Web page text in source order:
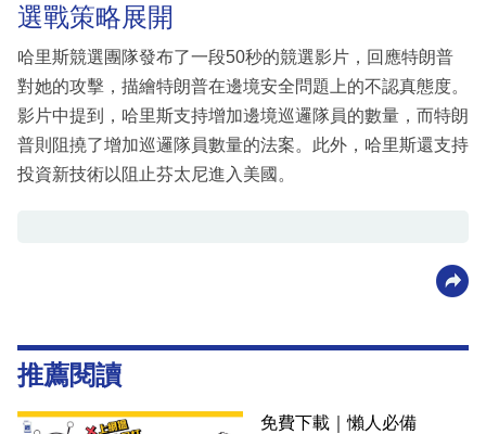
選戰策略展開
哈里斯競選團隊發布了一段50秒的競選影片，回應特朗普
對她的攻擊，描繪特朗普在邊境安全問題上的不認真態度。
影片中提到，哈里斯支持增加邊境巡邏隊員的數量，而特朗
普則阻撓了增加巡邏隊員數量的法案。此外，哈里斯還支持
投資新技術以阻止芬太尼進入美國。
推薦閱讀
免費下載｜懶人必備